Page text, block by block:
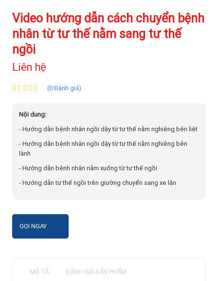
Video hướng dẫn cách chuyển bệnh
nhân từ tư thế nằm sang tư thế
ngồi
Liên hệ
(0 Đánh giá)
Nội dung:
- Hướng dẫn bệnh nhân ngồi dậy từ tư thế nằm nghiêng bên liệt
- Hướng dẫn bệnh nhân ngồi dậy từ tư thế nằm nghiêng bên
lành
- Hướng dẫn bệnh nhân nằm xuống từ tư thế ngồi
- Hướng dẫn tư thế ngồi trên giường chuyển sang xe lăn
GỌI NGAY
MÔ TẢ ĐÁNH GIÁ SẢN PHẨM